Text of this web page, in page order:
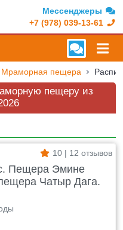
Мессенджеры
+7 (978) 039-13-61
Мраморная пещера
пещеру из
10 | 12 отзывов
Пещера Эмине
Чатыр Дага.